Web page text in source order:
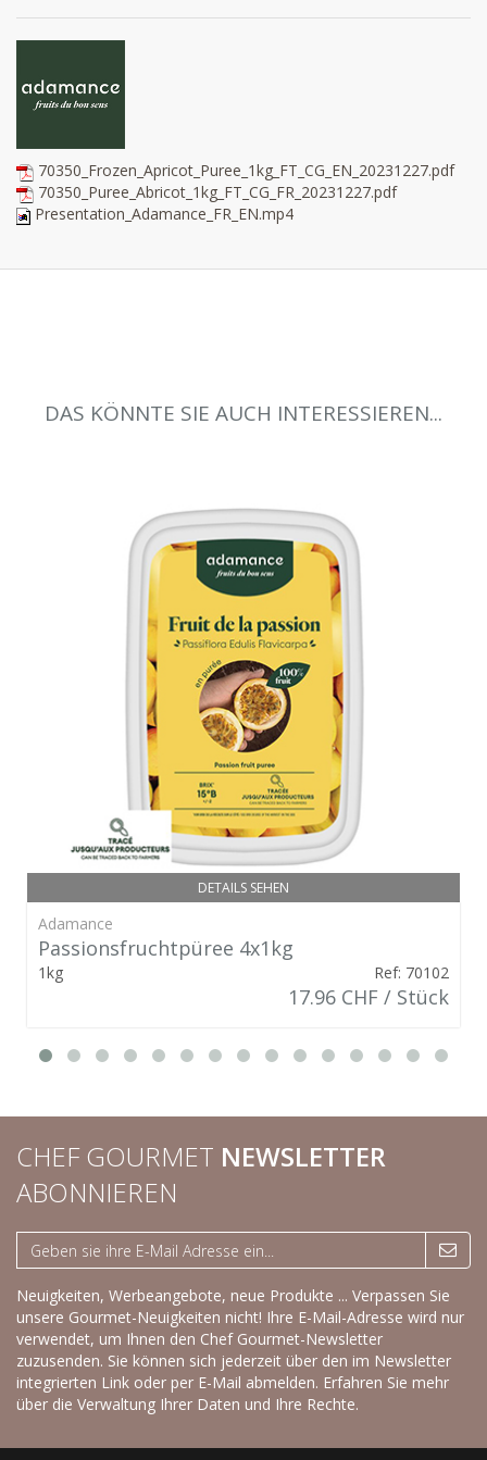
70350_Frozen_Apricot_Puree_1kg_FT_CG_EN_20231227.pdf
70350_Puree_Abricot_1kg_FT_CG_FR_20231227.pdf
Presentation_Adamance_FR_EN.mp4
DAS KÖNNTE SIE AUCH INTERESSIEREN...
DETAILS SEHEN
Adamance
Passionsfruchtpüree 4x1kg
1kg Ref: 70102
17.96 CHF / Stück
CHEF GOURMET NEWSLETTER
ABONNIEREN
Neuigkeiten, Werbeangebote, neue Produkte ... Verpassen Sie
unsere Gourmet-Neuigkeiten nicht! Ihre E-Mail-Adresse wird nur
verwendet, um Ihnen den Chef Gourmet-Newsletter
zuzusenden. Sie können sich jederzeit über den im Newsletter
integrierten Link oder per E-Mail abmelden. Erfahren Sie mehr
über die Verwaltung Ihrer Daten und Ihre Rechte.